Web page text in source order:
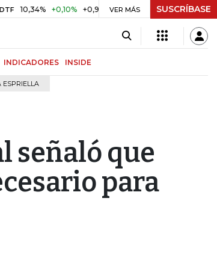
+0,10% +0,98% UVR $ 416,91 +$ 0,05 +0,01%
VER MÁS SUSCRÍBASE
INDICADORES INSIDE
ESPRIELLA
señaló que
para